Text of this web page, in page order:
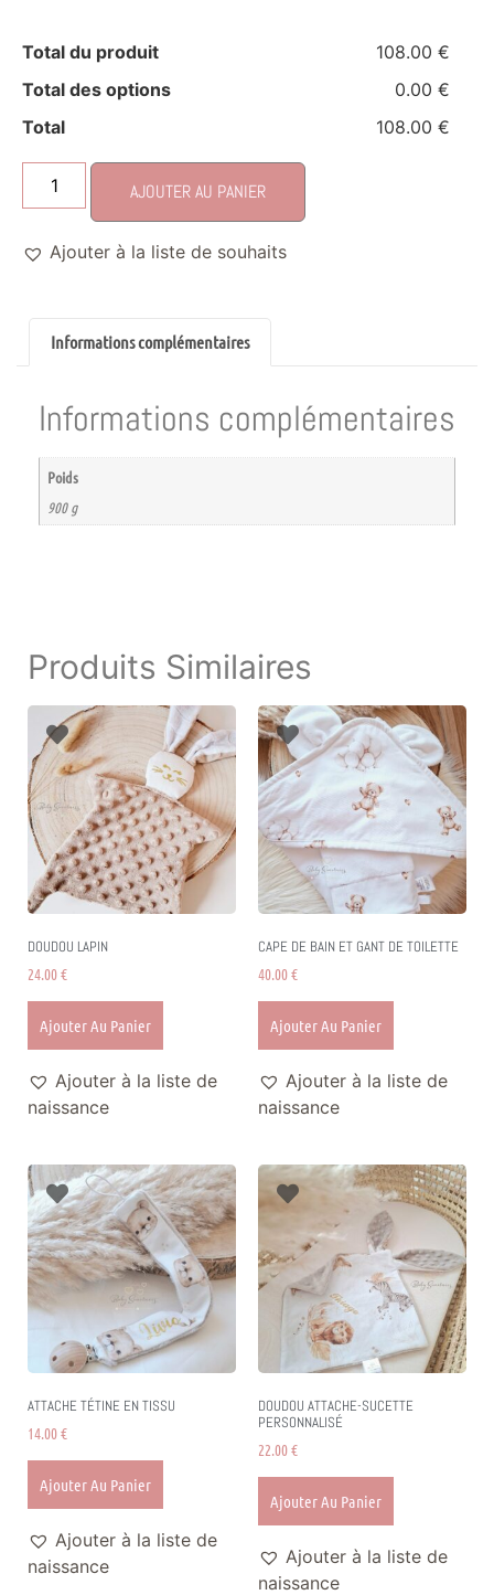
Total du produit
108.00 €
Total des options
0.00 €
Total
108.00 €
AJOUTER AU PANIER
Ajouter à la liste de souhaits
Informations complémentaires
Informations complémentaires
Poids
900 g
Produits Similaires
DOUDOU LAPIN
24.00€
Ajouter Au Panier
Ajouter à la liste de
naissance
CAPE DE BAIN ET GANT DE TOILETTE
40.00€
Ajouter Au Panier
Ajouter à la liste de
naissance
ATTACHE TÉTINE EN TISSU
14.00€
Ajouter Au Panier
Ajouter à la liste de
naissance
DOUDOU ATTACHE-SUCETTE
PERSONNALISÉ
22.00€
Ajouter Au Panier
Ajouter à la liste de
naissance